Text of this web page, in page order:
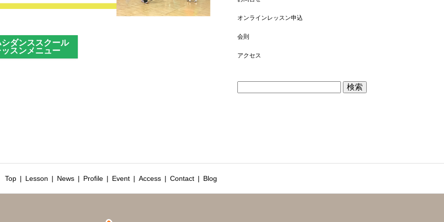
ダンススクール
スンメニュー
オンラインレッスン申込
会則
アクセス
Top Lesson News Profile Event Access Contact Blog